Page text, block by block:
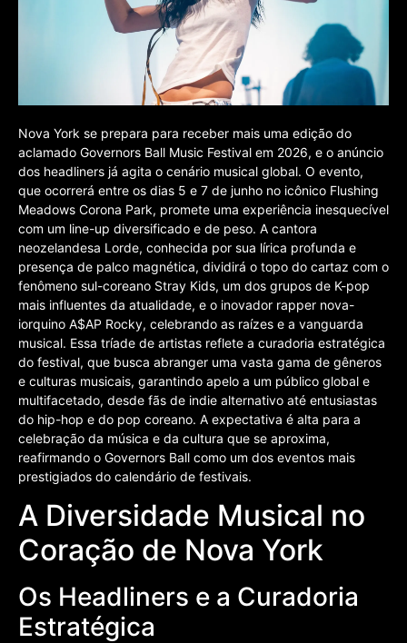
Nova York se prepara para receber mais uma edição do
aclamado Governors Ball Music Festival em 2026, e o anúncio
dos headliners já agita o cenário musical global. O evento,
que ocorrerá entre os dias 5 e 7 de junho no icônico Flushing
Meadows Corona Park, promete uma experiência inesquecível
com um line-up diversificado e de peso. A cantora
neozelandesa Lorde, conhecida por sua lírica profunda e
presença de palco magnética, dividirá o topo do cartaz com o
fenômeno sul-coreano Stray Kids, um dos grupos de K-pop
mais influentes da atualidade, e o inovador rapper nova-
iorquino A$AP Rocky, celebrando as raízes e a vanguarda
musical. Essa tríade de artistas reflete a curadoria estratégica
do festival, que busca abranger uma vasta gama de gêneros
e culturas musicais, garantindo apelo a um público global e
multifacetado, desde fãs de indie alternativo até entusiastas
do hip-hop e do pop coreano. A expectativa é alta para a
celebração da música e da cultura que se aproxima,
reafirmando o Governors Ball como um dos eventos mais
prestigiados do calendário de festivais.
A Diversidade Musical no
Coração de Nova York
Os Headliners e a Curadoria
Estratégica